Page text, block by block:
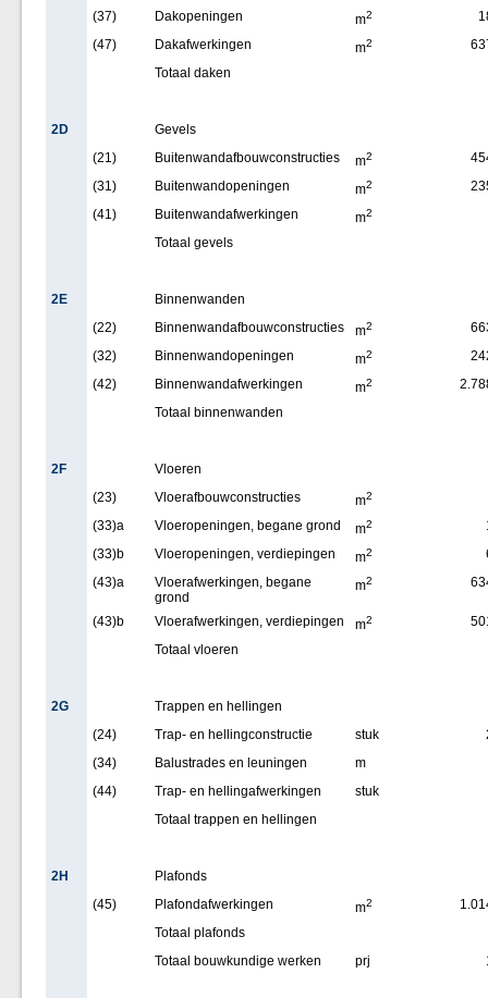
(37)
Dakopeningen m2
(47)
Dakafwerkingen m2
Totaal daken
2D
Gevels
(21)
Buitenwandafbouwconstructies m2
(31)
Buitenwandopeningen m2
(41)
Buitenwandafwerkingen m2
Totaal gevels
2E
Binnenwanden
(22)
Binnenwandafbouwconstructies m2
(32)
Binnenwandopeningen m2
(42)
Binnenwandafwerkingen m2
Totaal binnenwanden
2F
Vloeren
(23)
Vloerafbouwconstructies m2
(33)a Vloeropeningen, begane grond m2
(33)b
Vloeropeningen, verdiepingen m2
(43)a
Vloerafwerkingen, begane
grond
m2
(43)b Vloerafwerkingen, verdiepingen m2
Totaal vloeren
2G
Trappen en hellingen
(24)
Trap- en hellingconstructie stuk
(34)
Balustrades en leuningen
m
(44)
Trap- en hellingafwerkingen
stuk
Totaal trappen en hellingen
2H
Plafonds
(45)
Plafondafwerkingen m2
Totaal plafonds
Totaal bouwkundige werken
prj